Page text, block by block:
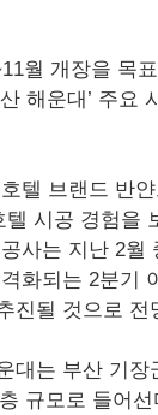
월 개장을 목
해운대’ 주요
텔 브랜드 반
시공 경험을
사는 지난 2월
화되는 2분기
진될 것으로 전
대는 부산 기장
규모로 들어